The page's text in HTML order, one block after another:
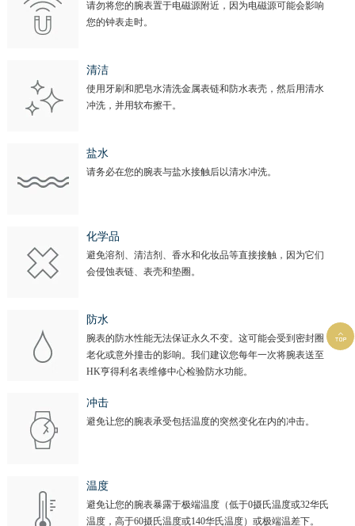
请勿将您的腕表置于电磁源附近，因为电磁源可能会影响
您的钟表走时。
清洁
使用牙刷和肥皂水清洗金属表链和防水表壳，然后用清水
冲洗，并用软布擦干。
盐水
请务必在您的腕表与盐水接触后以清水冲洗。
化学品
避免溶剂、清洁剂、香水和化妆品等直接接触，因为它们
会侵蚀表链、表壳和垫圈。
防水
腕表的防水性能无法保证永久不变。这可能会受到密封圈
老化或意外撞击的影响。我们建议您每年一次将腕表送至
HK亨得利名表维修中心检验防水功能。
冲击
避免让您的腕表承受包括温度的突然变化在内的冲击。
温度
避免让您的腕表暴露于极端温度（低于0摄氏温度或32华氏
温度，高于60摄氏温度或140华氏温度）或极端温差下。
